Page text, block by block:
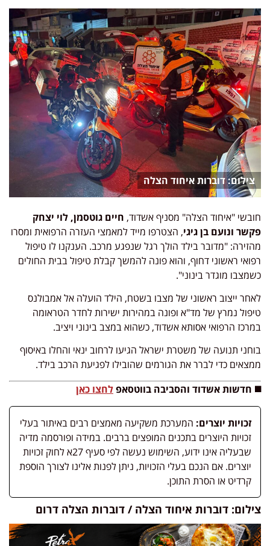
דוברות איחוד הצלה
חובשי "איחוד הצלה" מסניף אשדוד, חיים גוטסמן, לוי יצחק
פקשר ונועם בן גיגי, הצטרפו מייד למאמצי העזרה הרפואית ומסרו
מהזירה: "מדובר בילד הולך רגל שנפגע מרכב. הענקנו לו טיפול
רפואי ראשוני דחוף, והוא פונה להמשך קבלת טיפול בבית החולים
כשמצבו מוגדר בינוני".
לאחר ייצוב ראשוני של מצבו בשטח, הילד הועלה אל אמבולנס
טיפול נמרץ של מד"א ופונה במהירות ישירות לחדר הטראומה
במרכז הרפואי אסותא אשדוד, כשהוא במצב בינוני ויציב.
בוחני תנועה של משטרת ישראל הגיעו לרחוב ינאי והחלו באיסוף
ממצאים כדי לברר את הגורמים שהובילו לפגיעת הרכב בילד.
◼️ חדשותאשדוד והסביבה בווטסאפלחצו כאן
זכויות יוצרים: המערכת משקיעה מאמצים רבים באיתור בעלי
זכויות היוצרים בתכנים המופצים ברבים. במידה ופורסמה מדיה
שבעליה אינו ידוע, השימוש נעשה לפי סעיף 27א לחוק זכויות
יוצרים. אם הנכם בעלי הזכויות, ניתן לפנות אלינו לצורך הוספת
קרדיט או הסרת התוכן.
צילום: דוברות איחוד הצלה / דוברות הצלה דרום